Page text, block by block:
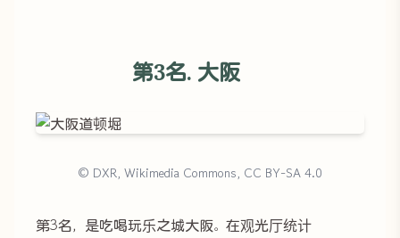
第3名. 大阪
© DXR, Wikimedia Commons, CC BY-SA 4.0
第3名，是吃喝玩乐之城大阪。在观光厅统计